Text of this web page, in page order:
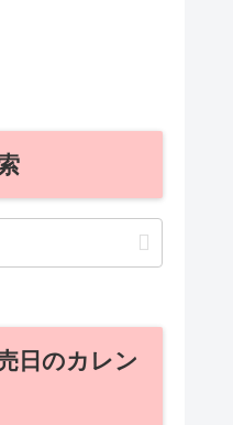
日のカレン